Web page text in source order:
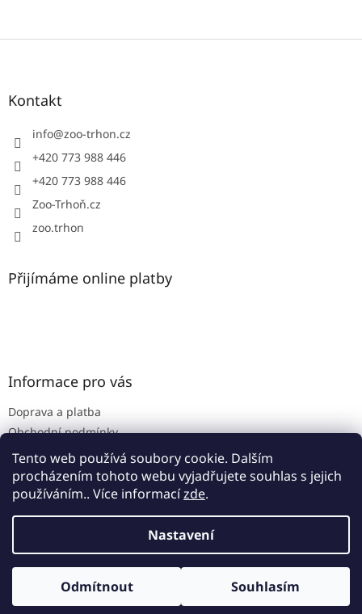
Tento web používá soubory cookie. Dalším
procházením tohoto webu vyjadřujete souhlas s jejich
používáním.. Více informacízde.
Nastavení
Odmítnout Souhlasím
Z
Kontakt
info@zoo-trhon.cz
+420 773 988 446
+420 773 988 446
Zoo-Trhoň.cz
zoo.trhon
Přijímáme online platby
Informace pro vás
Doprava a platba
Obchodní podmínky
Podmínky ochrany osobních údajů
Copyright 2026www.zoo-trhon.cz. Všechna práva